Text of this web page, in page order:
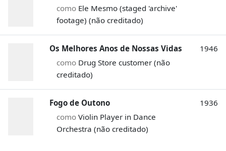
como Ele Mesmo (staged 'archive'
footage) (não creditado)
Os Melhores Anos de Nossas Vidas
como Drug Store customer (não
creditado)
1946
Fogo de Outono
como Violin Player in Dance
Orchestra (não creditado)
1936